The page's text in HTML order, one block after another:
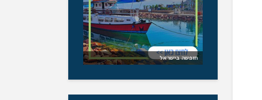
חופשה בישראל